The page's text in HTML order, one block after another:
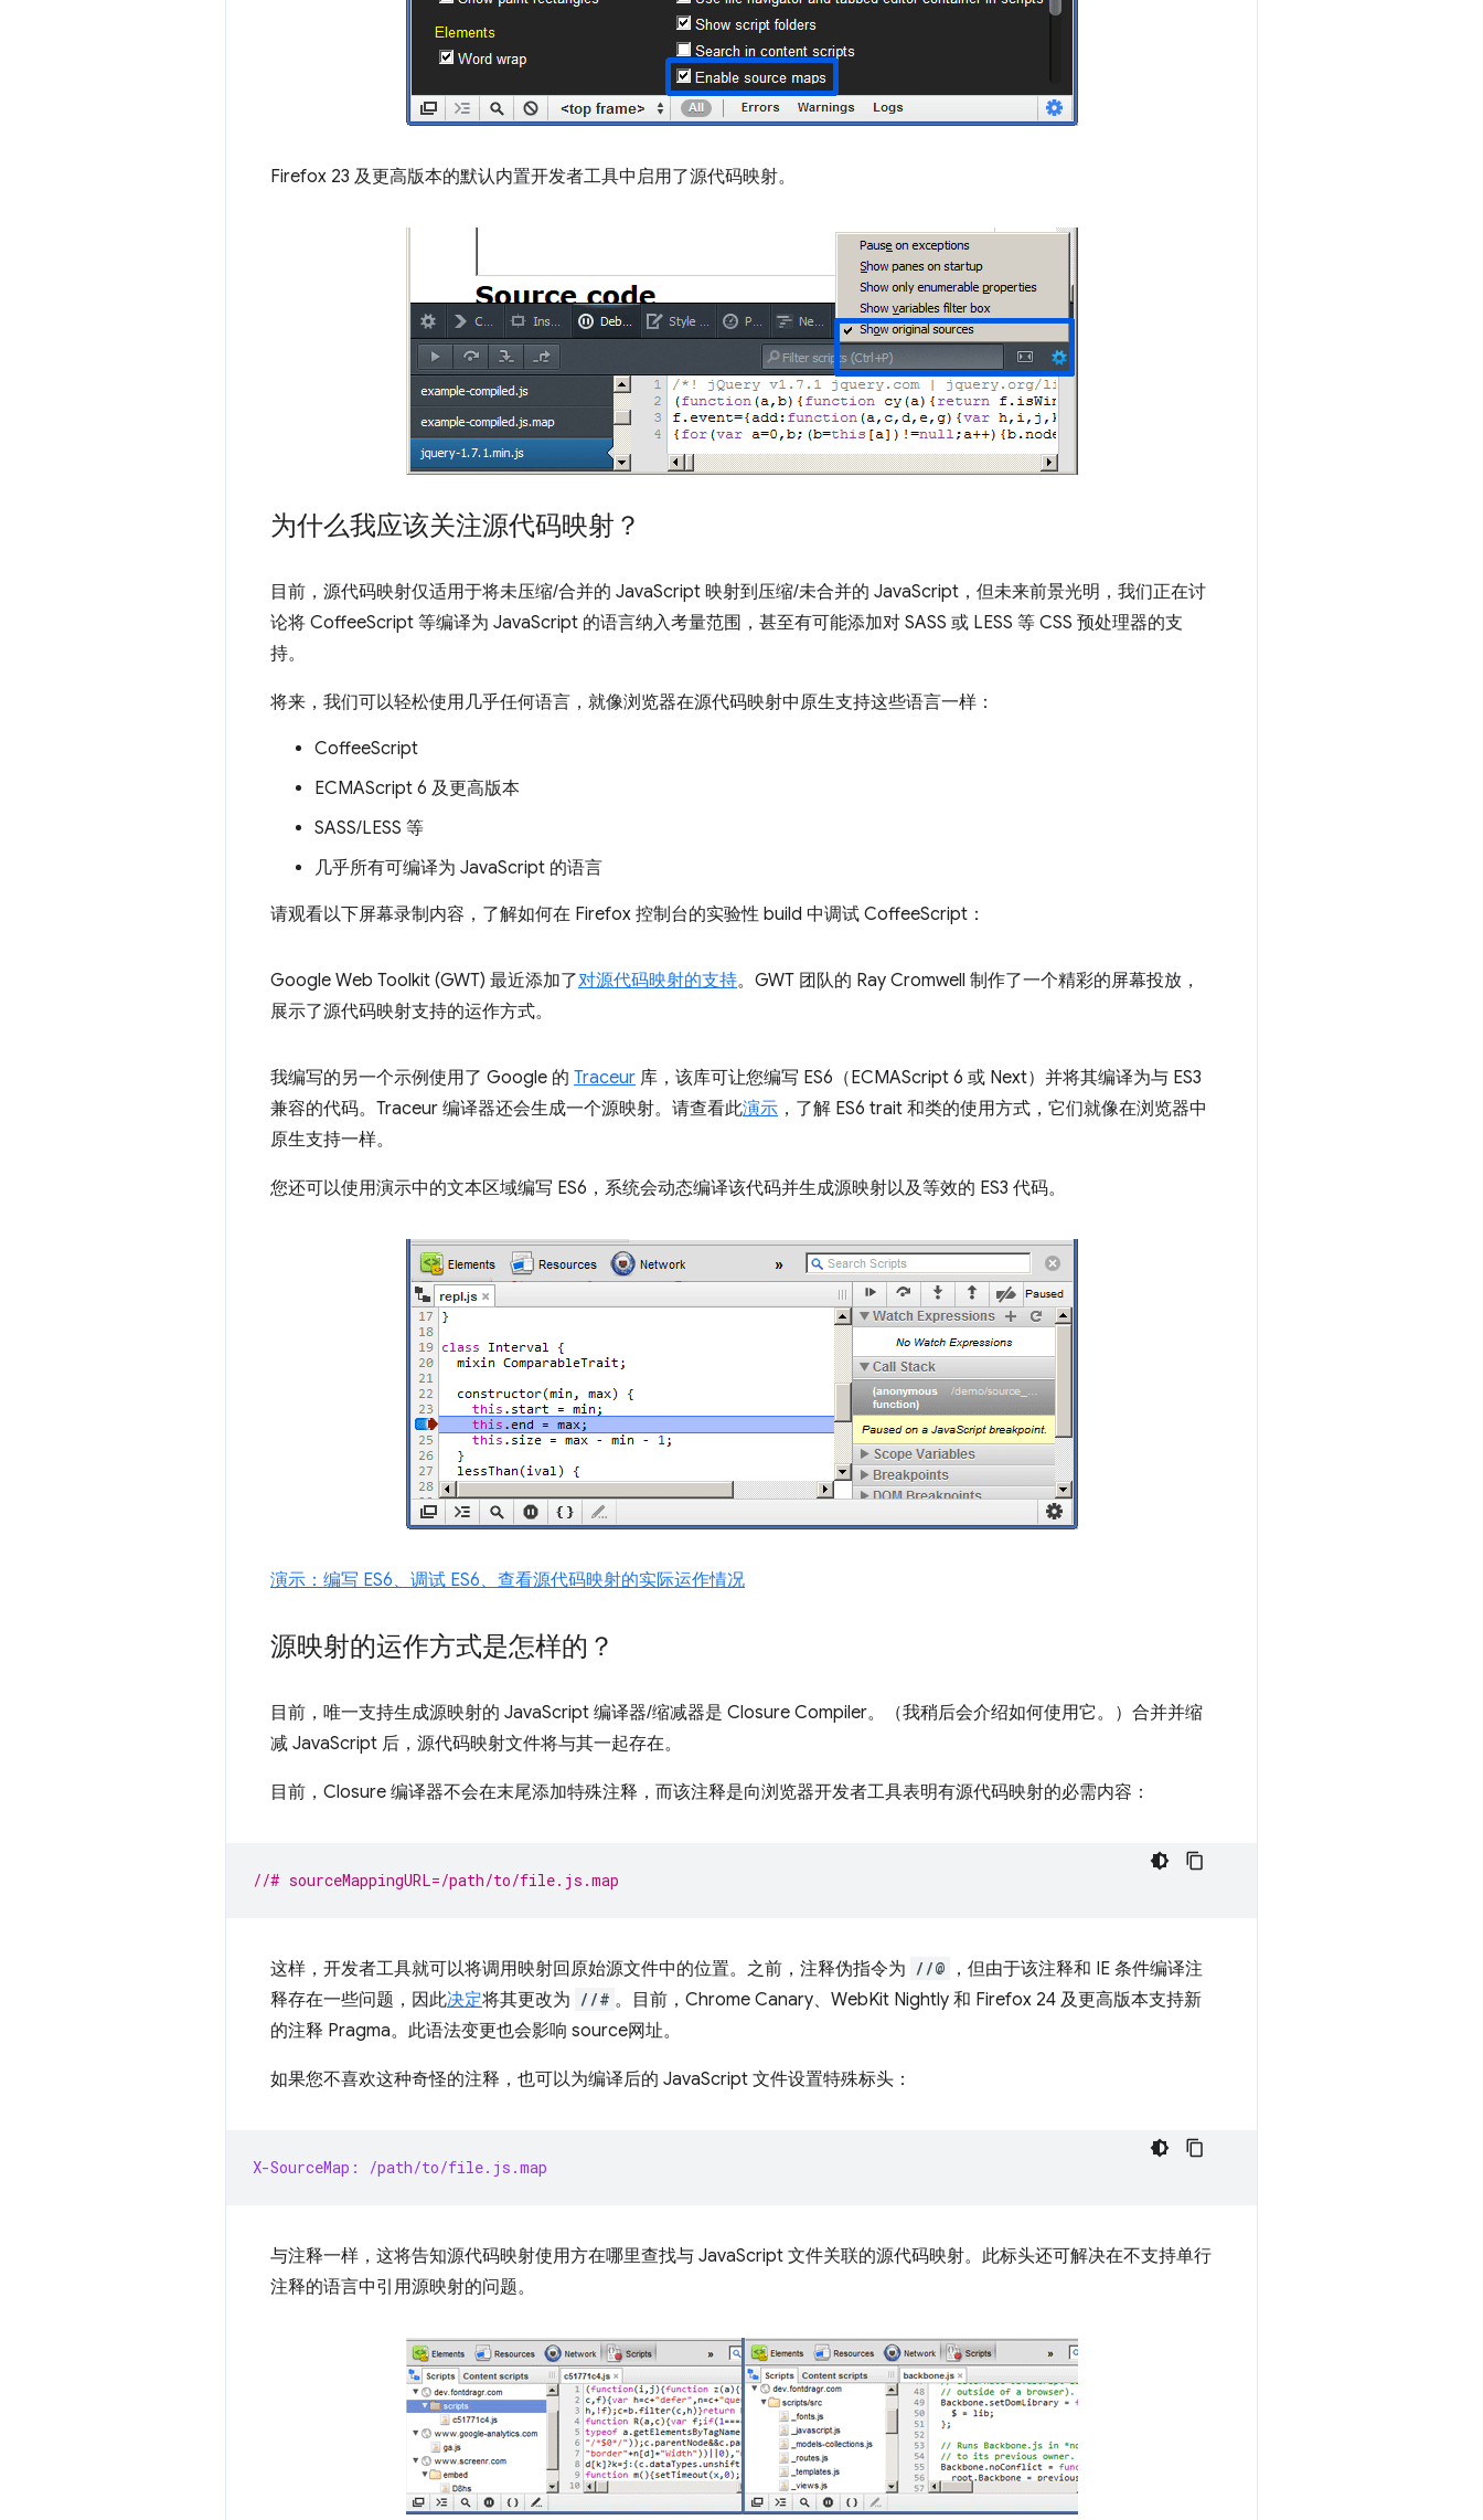
Firefox 23 及更高版本的默认内置开发者工具中启用了源代码映射。
为什么我应该关注源代码映射？
目前，源代码映射仅适用于将未压缩/合并的 JavaScript 映射到压缩/未合并的 JavaScript，但未来前景光明，我们正在讨
论将 CoffeeScript 等编译为 JavaScript 的语言纳入考量范围，甚至有可能添加对 SASS 或 LESS 等 CSS 预处理器的支
持。
将来，我们可以轻松使用几乎任何语言，就像浏览器在源代码映射中原生支持这些语言一样：
CoffeeScript
ECMAScript 6 及更高版本
SASS/LESS 等
几乎所有可编译为 JavaScript 的语言
请观看以下屏幕录制内容，了解如何在 Firefox 控制台的实验性 build 中调试 CoffeeScript：
Google Web Toolkit (GWT) 最近添加了对源代码映射的支持。GWT 团队的 Ray Cromwell 制作了一个精彩的屏幕投放，
展示了源代码映射支持的运作方式。
我编写的另一个示例使用了 Google 的 Traceur 库，该库可让您编写 ES6（ECMAScript 6 或 Next）并将其编译为与 ES3
兼容的代码。Traceur 编译器还会生成一个源映射。请查看此演示 ，了解 ES6 trait 和类的使用方式，它们就像在浏览器中
原生支持一样。
您还可以使用演示中的文本区域编写 ES6，系统会动态编译该代码并生成源映射以及等效的 ES3 代码。
演示：编写 ES6、调试 ES6、查看源代码映射的实际运作情况
源映射的运作方式是怎样的？
目前，唯一支持生成源映射的 JavaScript 编译器/缩减器是 Closure Compiler。（我稍后会介绍如何使用它。）合并并缩
减 JavaScript 后，源代码映射文件将与其一起存在。
目前，Closure 编译器不会在末尾添加特殊注释，而该注释是向浏览器开发者工具表明有源代码映射的必需内容：
//# sourceMappingURL=/path/to/file.js.map
这样，开发者工具就可以将调用映射回原始源文件中的位置。之前，注释伪指令为 //@
，但由于该注释和 IE 条件编译注
释存在一些问题，因此决定将其更改为 //# 。目前，Chrome Canary、WebKit Nightly 和 Firefox 24 及更高版本支持新
的注释 Pragma。此语法变更也会影响 source网址。
如果您不喜欢这种奇怪的注释，也可以为编译后的 JavaScript 文件设置特殊标头：
X-SourceMap: /path/to/file.js.map
与注释一样，这将告知源代码映射使用方在哪里查找与 JavaScript 文件关联的源代码映射。此标头还可解决在不支持单行
注释的语言中引用源映射的问题。